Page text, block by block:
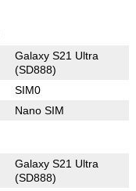
Galaxy S21 Ultra
(SD888)
SIM0
Nano SIM
Galaxy S21 Ultra
(SD888)